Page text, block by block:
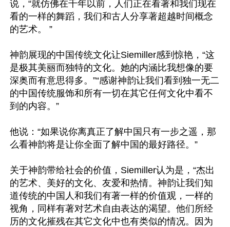
说，“就仿佛在千年以前，人们正在看著和我们现在
看的一样的舞蹈，我们和古人分享著超越时间概念
的艺术。 ”
神韵展现的中国传统文化让Siemiller感到惊艳，“这
是极其美丽而独特的文化。她的内涵比我想像的要
深奥而有意思得多。”“感谢神韵让我们看到独一无二
的中国传统服饰和所有一切在其它任何文化中看不
到的内容。”
他说：“如果说你离真正了解中国只有一步之遥，那
么看神韵将是让你全面了解中国的最好路径。”
关于神韵带给社会的价值，Siemiller认为是，“杰出
的艺术、美好的文化、友爱和热情。神韵让我们知
道传统的中国人和我们有著一样的价值观，一样的
视角，同样有著对艺术自由表达的渴望。他们所经
历的文化摧残在其它文化中也有类似的情况。因为